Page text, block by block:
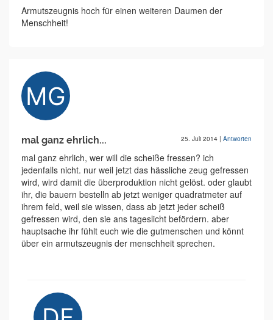
Armutszeugnis hoch für einen weiteren Daumen der
Menschheit!
mal ganz ehrlich... 25. Juli 2014 | Antworten
mal ganz ehrlich, wer will die scheiße fressen? ich
jedenfalls nicht. nur weil jetzt das hässliche zeug gefressen
wird, wird damit die überproduktion nicht gelöst. oder glaubt
ihr, die bauern bestelln ab jetzt weniger quadratmeter auf
ihrem feld, weil sie wissen, dass ab jetzt jeder scheiß
gefressen wird, den sie ans tageslicht befördern. aber
hauptsache ihr fühlt euch wie die gutmenschen und könnt
über ein armutszeugnis der menschheit sprechen.